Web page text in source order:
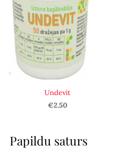
Papildu saturs
Undevit
€2.50